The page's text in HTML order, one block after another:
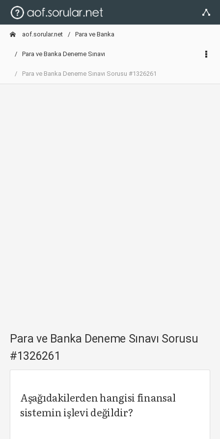
aof.sorular.net Para ve Banka
Para ve Banka Deneme Sınavı
Para ve Banka Deneme Sınavı Sorusu #1326261
Para ve Banka Deneme Sınavı Sorusu
#1326261
Aşağıdakilerden hangisi finansal
sistemin işlevi değildir?